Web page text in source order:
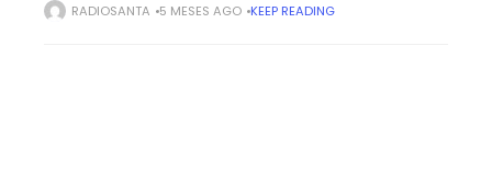
Gustavo Petro respondió a la Unión Sindical Obrera de
RADIOSANTA 5 MESES AGO KEEP READING